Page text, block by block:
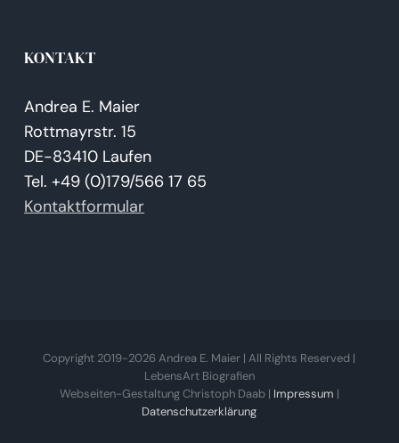
KONTAKT
Andrea E. Maier
Rottmayrstr. 15
DE-83410 Laufen
Tel. +49 (0)179/566 17 65
Kontaktformular
Copyright 2019-2026 Andrea E. Maier | All Rights Reserved |
LebensArt Biografien
Webseiten-Gestaltung Christoph Daab | Impressum |
Datenschutzerklärung